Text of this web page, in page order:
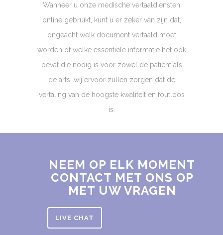
Wanneer u onze medische vertaaldiensten
online gebruikt, kunt u er zeker van zijn dat,
ongeacht welk document vertaald moet
worden of welke essentiële informatie het ook
bevat die nodig is voor zowel de patiënt als
de arts, wij ervoor zullen zorgen dat de
vertaling van de hoogste kwaliteit en foutloos
is.
NEEM OP ELK MOMENT
CONTACT MET ONS OP
MET UW VRAGEN
LIVE CHAT